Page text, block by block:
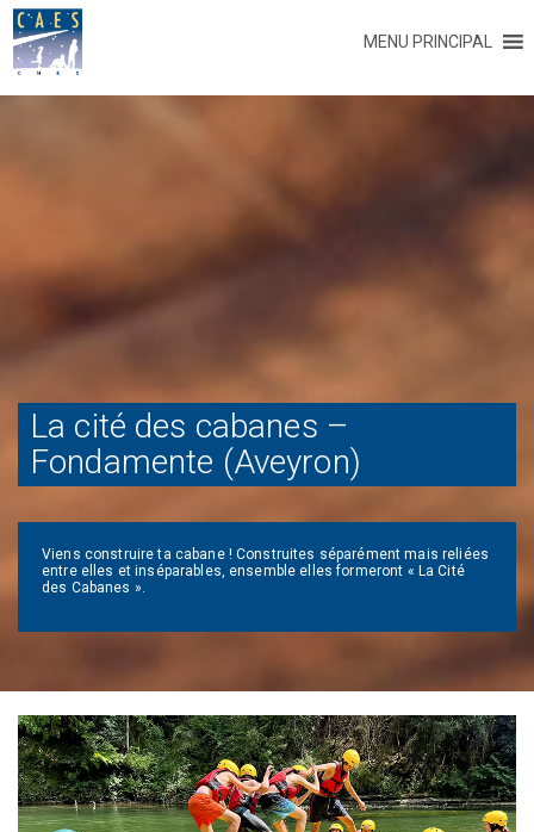
MENU PRINCIPAL
La cité des cabanes –
Fondamente (Aveyron)
Viens construire ta cabane ! Construites séparément mais reliées
entre elles et inséparables, ensemble elles formeront « La Cité
des Cabanes ».